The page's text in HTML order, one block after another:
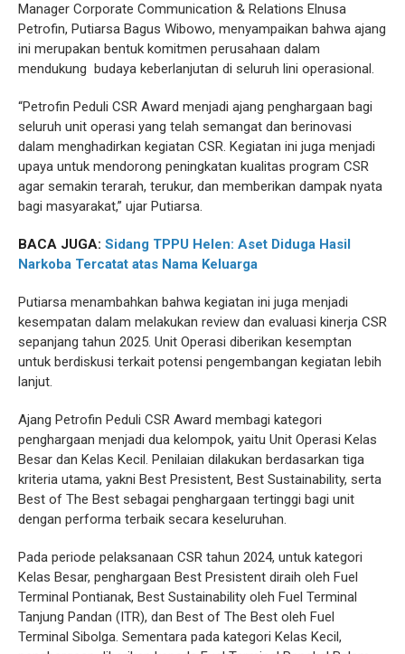
Manager Corporate Communication & Relations Elnusa
Petrofin, Putiarsa Bagus Wibowo, menyampaikan bahwa ajang
ini merupakan bentuk komitmen perusahaan dalam
mendukung budaya keberlanjutan di seluruh lini operasional.
“Petrofin Peduli CSR Award menjadi ajang penghargaan bagi
seluruh unit operasi yang telah semangat dan berinovasi
dalam menghadirkan kegiatan CSR. Kegiatan ini juga menjadi
upaya untuk mendorong peningkatan kualitas program CSR
agar semakin terarah, terukur, dan memberikan dampak nyata
bagi masyarakat,” ujar Putiarsa.
BACA JUGA: Sidang TPPU Helen: Aset Diduga Hasil
Narkoba Tercatat atas Nama Keluarga
Putiarsa menambahkan bahwa kegiatan ini juga menjadi
kesempatan dalam melakukan review dan evaluasi kinerja CSR
sepanjang tahun 2025. Unit Operasi diberikan kesemptan
untuk berdiskusi terkait potensi pengembangan kegiatan lebih
lanjut.
Ajang Petrofin Peduli CSR Award membagi kategori
penghargaan menjadi dua kelompok, yaitu Unit Operasi Kelas
Besar dan Kelas Kecil. Penilaian dilakukan berdasarkan tiga
kriteria utama, yakni Best Presistent, Best Sustainability, serta
Best of The Best sebagai penghargaan tertinggi bagi unit
dengan performa terbaik secara keseluruhan.
Pada periode pelaksanaan CSR tahun 2024, untuk kategori
Kelas Besar, penghargaan Best Presistent diraih oleh Fuel
Terminal Pontianak, Best Sustainability oleh Fuel Terminal
Tanjung Pandan (ITR), dan Best of The Best oleh Fuel
Terminal Sibolga. Sementara pada kategori Kelas Kecil,